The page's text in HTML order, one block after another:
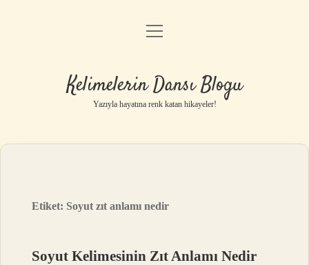
Anasayfa
Yasal Uyarı
menüyü
Kelimelerin Dansı Blogu
Yazıyla hayatına renk katan hikayeler!
Etiket: Soyut zıt anlamı nedir
Soyut Kelimesinin Zıt Anlamı Nedir